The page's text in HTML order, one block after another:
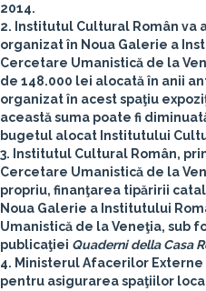
2014.
2. Institutul Cultural Român va
organizat în Noua Galerie a
Cercetare Umanistică de la
de 148.000 lei alocată în anii
organizat în acest spaţiu
această suma poate fi
bugetul alocat Institutului
3. Institutul Cultural Român,
Cercetare Umanistică de la
propriu, finanţarea tipăririi
Noua Galerie a Institutului
Umanistică de la Veneţia, sub
publicaţiei Quaderni della Casa
4. Ministerul Afacerilor
pentru asigurarea spaţiilor